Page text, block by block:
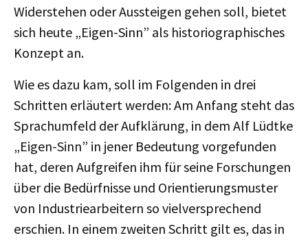
Widerstehen oder Aussteigen gehen soll, bietet
sich heute „Eigen-Sinn” als historiographisches
Konzept an.
Wie es dazu kam, soll im Folgenden in drei
Schritten erläutert werden: Am Anfang steht das
Sprachumfeld der Aufklärung, in dem Alf Lüdtke
„Eigen-Sinn” in jener Bedeutung vorgefunden
hat, deren Aufgreifen ihm für seine Forschungen
über die Bedürfnisse und Orientierungsmuster
von Industriearbeitern so vielversprechend
erschien. In einem zweiten Schritt gilt es, das in